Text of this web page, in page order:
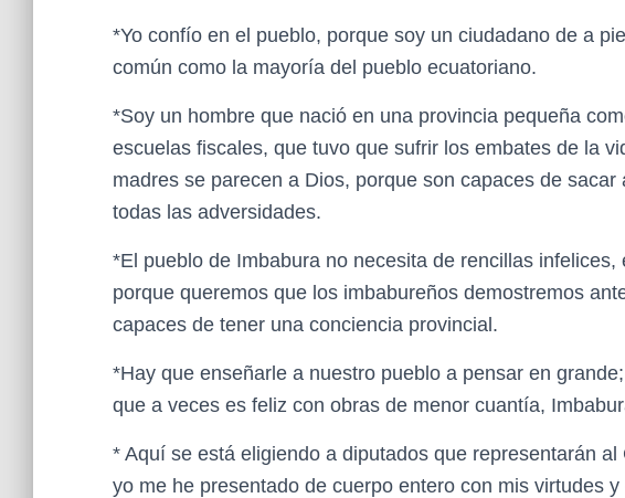
*Yo confío en el pueblo, porque soy un ciudadano de a
común como la mayoría del pueblo ecuatoriano.
*Soy un hombre que nació en una provincia pequeña
escuelas fiscales, que tuvo que sufrir los embates de la
madres se parecen a Dios, porque son capaces de
todas las adversidades.
*El pueblo de Imbabura no necesita de rencillas
porque queremos que los imbabureños demostremos
capaces de tener una conciencia provincial.
*Hay que enseñarle a nuestro pueblo a pensar en
que a veces es feliz con obras de menor cuantía,
* Aquí se está eligiendo a diputados que representarán
yo me he presentado de cuerpo entero con mis virtudes